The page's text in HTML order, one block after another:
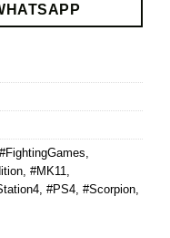
#FightingGames
#MK11
#PS4 #Scorpion